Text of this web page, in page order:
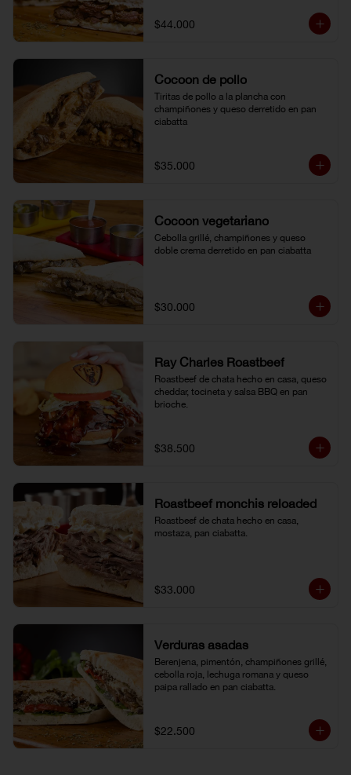
$44.000
Cocoon de pollo
Tiritas de pollo a la plancha con
champiñones y queso derretido en pan
ciabatta
$35.000
Cocoon vegetariano
Cebolla grillé, champiñones y queso
doble crema derretido en pan ciabatta
$30.000
Ray Charles Roastbeef
Roastbeef de chata hecho en casa, queso
cheddar, tocineta y salsa BBQ en pan
brioche.
$38.500
Roastbeef monchis reloaded
Roastbeef de chata hecho en casa,
mostaza, pan ciabatta.
$33.000
Verduras asadas
Berenjena, pimentón, champiñones grillé,
cebolla roja, lechuga romana y queso
paipa rallado en pan ciabatta.
$22.500